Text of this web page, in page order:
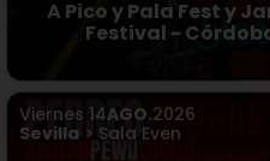
A Pico y Pala Fest y
Festival -
Viernes 14AGO.2026
Sevilla > Sala Even